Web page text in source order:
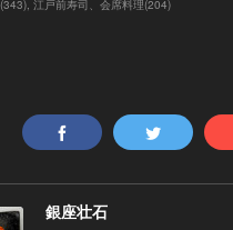
(343) 江戸前寿司、会席料理(204)
銀座壮石